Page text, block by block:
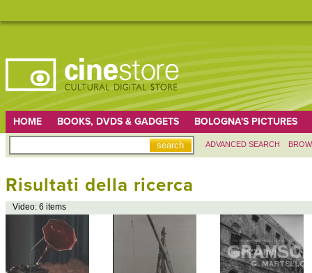
HOME BOOKS, DVDS & GADGETS BOLOGNA'S PICTURES
ADVANCED SEARCH
Risultati della ricerca
Video: 6 items